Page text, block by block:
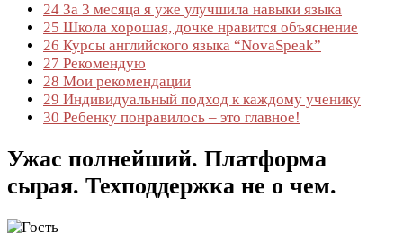
24 За 3 месяца я уже улучшила навыки языка
25 Школа хорошая, дочке нравится объяснение
26 Курсы английского языка “NovaSpeak”
27 Рекомендую
28 Мои рекомендации
29 Индивидуальный подход к каждому ученику
30 Ребенку понравилось – это главное!
Ужас полнейший. Платформа
сырая. Техподдержка не о чем.